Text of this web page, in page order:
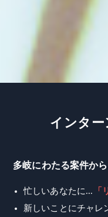
イ ンタ ー
多岐にわたる案件か
忙しいあなたに... 「
新しいことにチャレ